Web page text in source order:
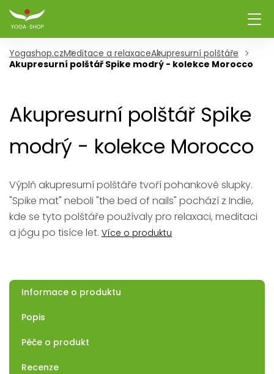
Yogashop.czMeditace a relaxaceAkupresurní polštáře
Akupresurní polštář Spike modrý - kolekce Morocco
Akupresurní polštář Spike
modrý - kolekce Morocco
Výplň akupresurní polštáře tvoří pohankové slupky.
"Spike mat" neboli "the bed of nails" pochází z Indie,
kde se tyto polštáře používaly pro relaxaci, meditaci
a jógu po tisíce let. Více o produktu
Informace o produktu
Popis
Péče o produkt
Recenze